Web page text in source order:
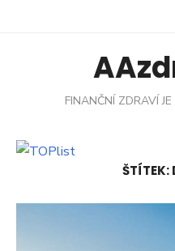
FINANČNÍ ZDRAVÍ
ŠTÍTEK: